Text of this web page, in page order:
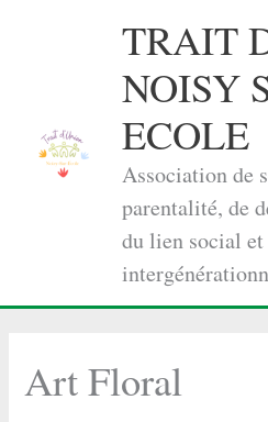
TRAIT
NOISY
ECOLE
Association de
parentalité, de
du lien social et
Art Floral